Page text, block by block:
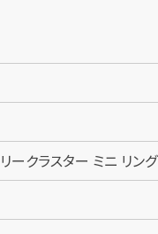
ークラスター ミニ リング